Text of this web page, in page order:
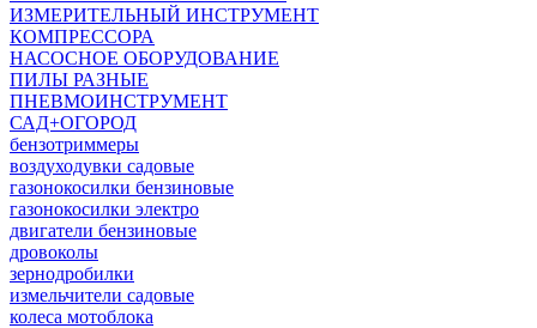
ИЗМЕРИТЕЛЬНЫЙ ИНСТРУМЕНТ
КОМПРЕССОРА
НАСОСНОЕ ОБОРУДОВАНИЕ
ПИЛЫ РАЗНЫЕ
ПНЕВМОИНСТРУМЕНТ
САД+ОГОРОД
бензотриммеры
воздуходувки садовые
газонокосилки бензиновые
газонокосилки электро
двигатели бензиновые
дровоколы
зернодробилки
измельчители садовые
колеса мотоблока